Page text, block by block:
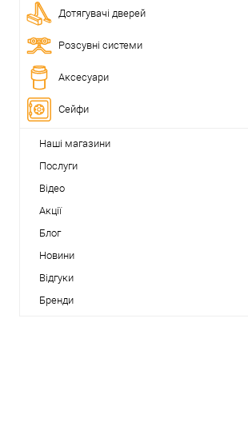
Дотягувачі дверей
Розсувні системи
Аксесуари
Сейфи
Наші магазини
Послуги
Відео
Акції
Блог
Новини
Відгуки
Бренди